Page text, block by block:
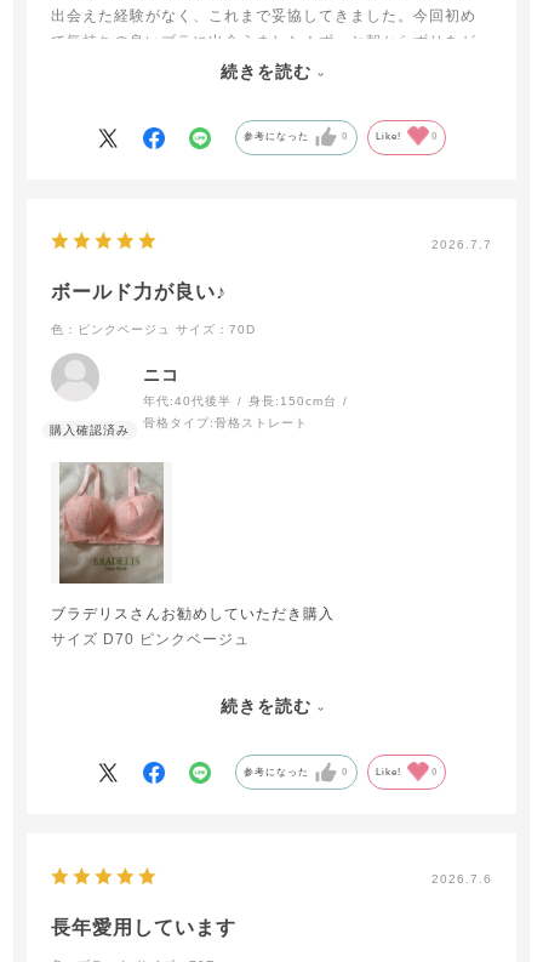
出会えた経験がなく、これまで妥協してきました。今回初め
て気持ちの良いブラに出会えました！ずっと朝からずりあが
らず快適なのは初めてです。着け心地もバストの寄せ上げも
続きを読む
参考になった 0 Like! 0
2026.7.7
ボールド力が良い♪
色：ピンクベージュ サイズ：70D
ニコ
年代:40代後半 身長: 150cm台
骨格タイプ:骨格ストレート
ブラデリスさんお勧めしていただき購入
サイズ D70 ピンクベージュ
動いてもズレにくいです
つけた時にバストの位置も上がり
色も派手すぎずシンプル可愛いです♡
続きを読む
参考になった 0 Like! 0
2026.7.6
長年愛用しています